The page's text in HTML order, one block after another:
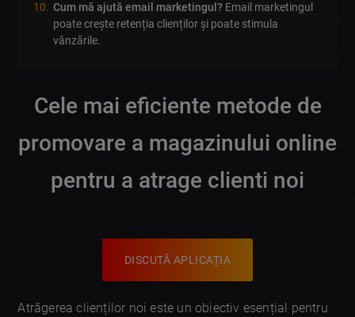
Cum mă ajută email marketingul? Email marketingul
poate crește retenția clienților și poate stimula
vânzările.
Cele mai eficiente metode de
promovare a magazinului online
pentru a atrage clienti noi
DISCUTĂ APLICAȚIA
Atrăgerea clienților noi este un obiectiv esențial pentru